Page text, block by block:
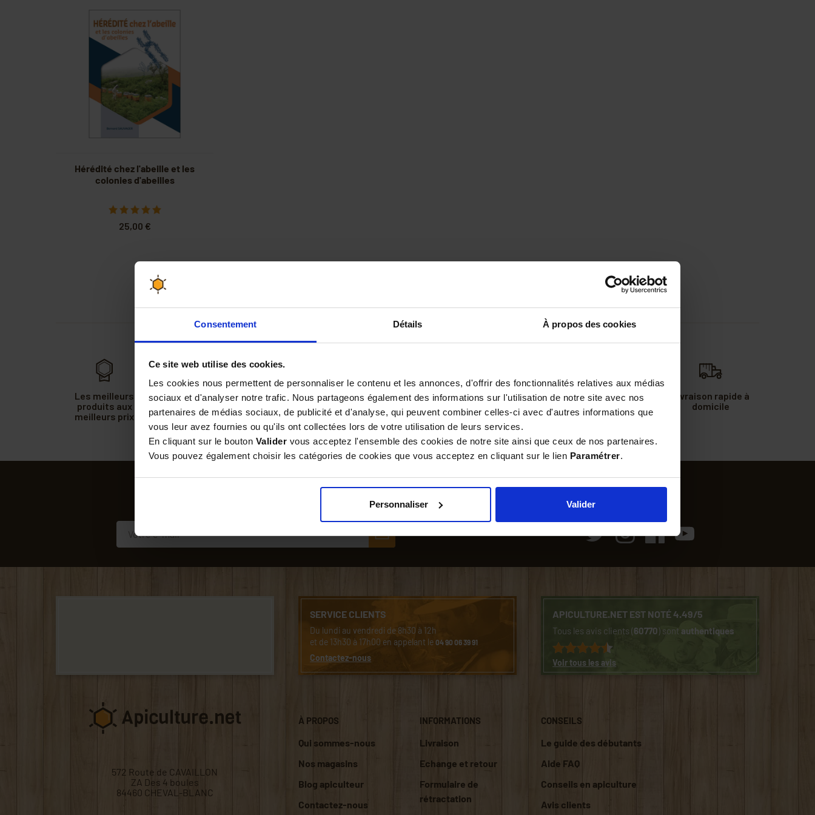
Consentement Détails À propos des cookies
Ce site web utilise des cookies.
Les cookies nous permettent de personnaliser le contenu et les annonces, d'offrir des fonctionnalités relatives aux médias
sociaux et d'analyser notre trafic. Nous partageons également des informations sur l'utilisation de notre site avec nos
partenaires de médias sociaux, de publicité et d'analyse, qui peuvent combiner celles-ci avec d'autres informations que
vous leur avez fournies ou qu'ils ont collectées lors de votre utilisation de leurs services.
En cliquant sur le bouton Valider vous acceptez l'ensemble des cookies de notre site ainsi que ceux de nos partenaires.
Vous pouvez également choisir les catégories de cookies que vous acceptez en cliquant sur le lien Paramétrer.
Personnaliser Valider
Hérédité chez l'abeille et les
colonies d'abeilles
25,00 €
Les meilleurs
produits aux
meilleurs prix
30 jours pour
changer d'avis,
satisfait ou
remboursé
Des
professionnels
vous conseillent
au 04 90 06 39 91
Gagnez des points
chaque commande
passée
Commande passée
expédiée le jour
Livraison rapide à
domicile
SUIVEZ-NOUS
SERVICE CLIENTS
Du lundi au vendredi de 8h30 à 12h
et de 13h30 à 17h00 en appelant le04 90 06 39 91
Contactez-nous
APICULTURE.NET EST NOTÉ 4.49/5
Tous les avis clients (60770) sont authentiques
Voir tous les avis
572 Route de CAVAILLON
ZA Des 4 boules
84460 CHEVAL-BLANC
À PROPOS
Qui sommes-nous
Nos magasins
Blog apiculteur
Contactez-nous
INFORMATIONS
Livraison
Echange et retour
Formulaire de
rétractation
CONSEILS
Le guide des débutants
Aide FAQ
Conseils en apiculture
Avis clients